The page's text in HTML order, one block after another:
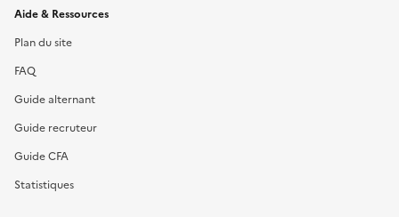
Informations et liens du site
Aide & Ressources
Plan du site
FAQ
Guide alternant
Guide recruteur
Guide CFA
Statistiques